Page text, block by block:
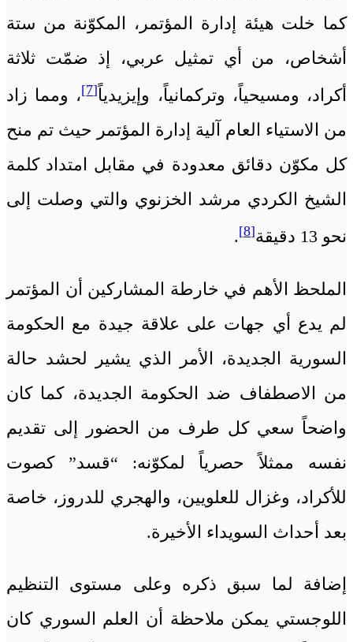
كما خلت هيئة إدارة المؤتمر، المكوّنة من ستة
أشخاص، من أي تمثيل عربي، إذ ضمّت ثلاثة
أكراد، ومسيحياً، وتركمانياً، وإيزيدياً[7]
، ومما زاد
من الاستياء العام آلية إدارة المؤتمر حيث تم منح
كل مكوّن دقائق معدودة في مقابل امتداد كلمة
الشيخ الكردي مرشد الخزنوي والتي وصلت إلى
نحو 13 دقيقة
[8]
.
الملحظ الأهم في خارطة المشاركين أن المؤتمر
لم يدع أي جهات على علاقة جيدة مع الحكومة
السورية الجديدة، الأمر الذي يشير لحشد حالة
من الاصطفاف ضد الحكومة الجديدة، كما كان
واضحاً سعي كل طرف من الحضور إلى تقديم
نفسه ممثلاً حصرياً لمكوّنه: “قسد” كصوت
للأكراد، وغزال للعلويين، والهجري للدروز، خاصة
بعد أحداث السويداء الأخيرة.
إضافة لما سبق ذكره وعلى مستوى التنظيم
اللوجستي يمكن ملاحظة أن العلم السوري كان